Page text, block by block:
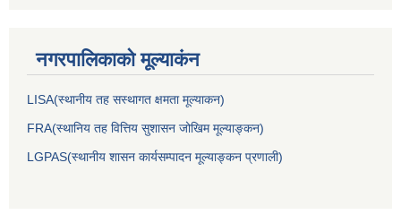
नगरपालिकाकाे मूल्याकंन
LISA(स्थानीय तह सस्थागत क्षमता मूल्याक‌न)
FRA(स्थानिय तह वित्तिय सुशासन जोखिम मूल्याङ्कन)
LGPAS(स्थानीय शासन कार्यसम्पादन मूल्याङ्कन प्रणाली)